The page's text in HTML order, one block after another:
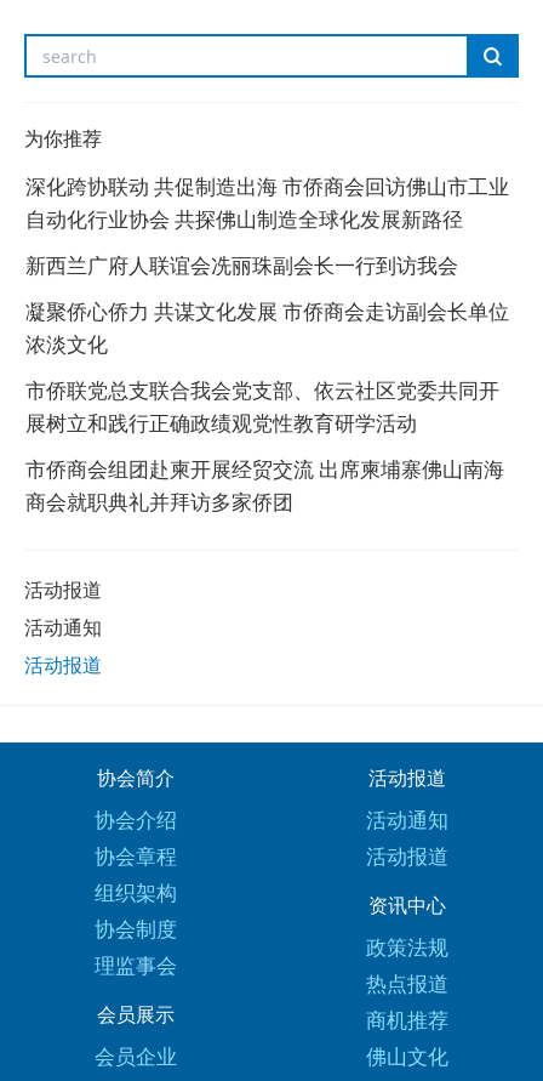
为你推荐
深化跨协联动 共促制造出海 市侨商会回访佛山市工业
自动化行业协会 共探佛山制造全球化发展新路径
新西兰广府人联谊会冼丽珠副会长一行到访我会
凝聚侨心侨力 共谋文化发展 市侨商会走访副会长单位
浓淡文化
市侨联党总支联合我会党支部、依云社区党委共同开
展树立和践行正确政绩观党性教育研学活动
市侨商会组团赴柬开展经贸交流 出席柬埔寨佛山南海
商会就职典礼并拜访多家侨团
活动报道
活动通知
活动报道
协会简介
协会介绍
协会章程
组织架构
协会制度
理监事会
活动报道
活动通知
活动报道
资讯中心
政策法规
热点报道
商机推荐
佛山文化
会员展示
会员企业